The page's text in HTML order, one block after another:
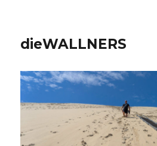
dieWALLNERS